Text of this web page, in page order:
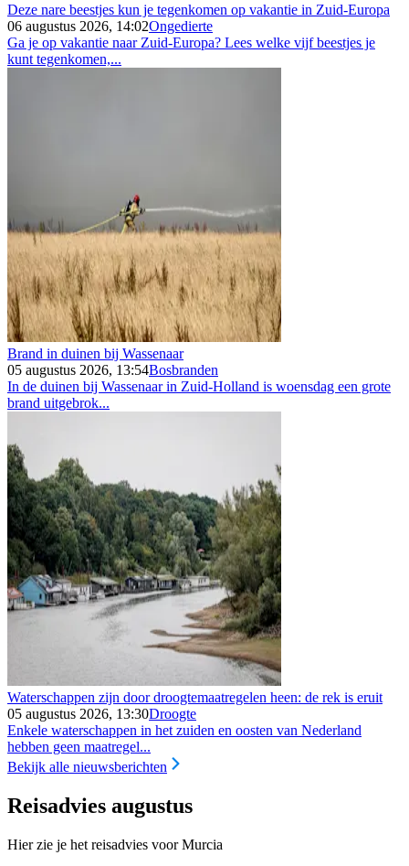
Deze nare beestjes kun je tegenkomen op vakantie in Zuid-Europa
06 augustus 2026, 14:02Ongedierte
Ga je op vakantie naar Zuid-Europa? Lees welke vijf beestjes je
kunt tegenkomen,...
Brand in duinen bij Wassenaar
05 augustus 2026, 13:54Bosbranden
In de duinen bij Wassenaar in Zuid-Holland is woensdag een grote
brand uitgebrok...
Waterschappen zijn door droogtemaatregelen heen: de rek is eruit
05 augustus 2026, 13:30Droogte
Enkele waterschappen in het zuiden en oosten van Nederland
hebben geen maatregel...
Bekijk alle nieuwsberichten
Reisadvies augustus
Hier zie je het reisadvies voor Murcia